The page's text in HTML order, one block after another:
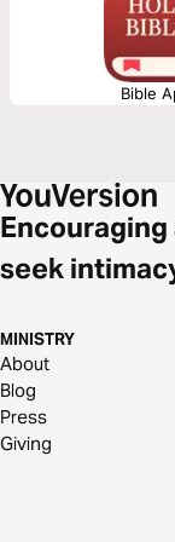
Bible
seek
MINISTRY
About
Blog
Press
Giving